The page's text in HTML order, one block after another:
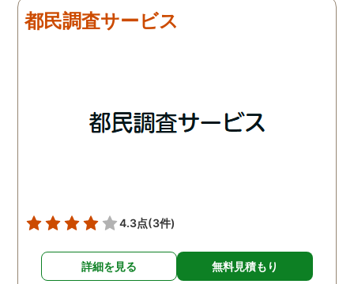
目、夫は仕事を休みにして
おり、出張先で女性と1日
拠を手に入れることができ
探偵に夫の会社の場所を
れました。調査の結果、
す。探偵の説明は全て調
報告書にも書かれており
都民調査サービス
4.3点(3件)
詳細を見る 無料見積もり